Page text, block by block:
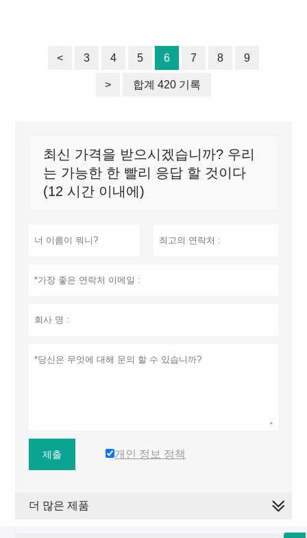
< 3 4 5 6 7 8 9
> 합계 420 기록
최신 가격을 받으시겠습니까? 우리
는 가능한 한 빨리 응답 할 것이다
(12 시간 이내에)
제출 개인 정보 정책
더 많은 제품